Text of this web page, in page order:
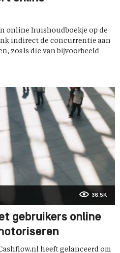
online huishoudboekje op de
indirect de concurrentie aan
zoals die van bijvoorbeeld
36,5K
gebruikers online
heeft gelanceerd om